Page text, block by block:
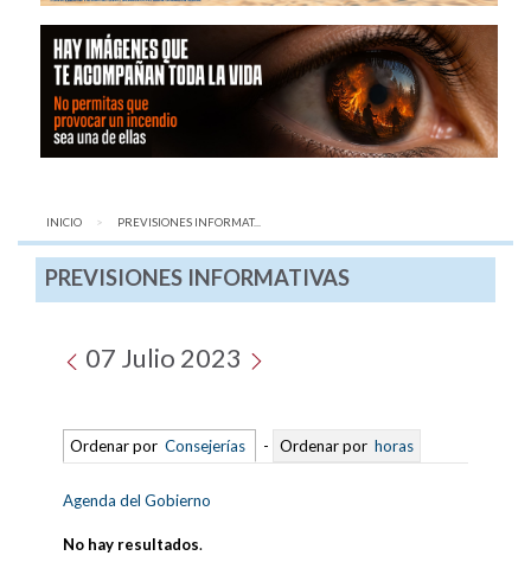
INICIO AQUÍ:
PREVISIONES INFORMAT...
PREVISIONES INFORMATIVAS
07 Julio 2023
Ordenar por Consejerías - Ordenar por horas
Agenda del Gobierno
No hay resultados.